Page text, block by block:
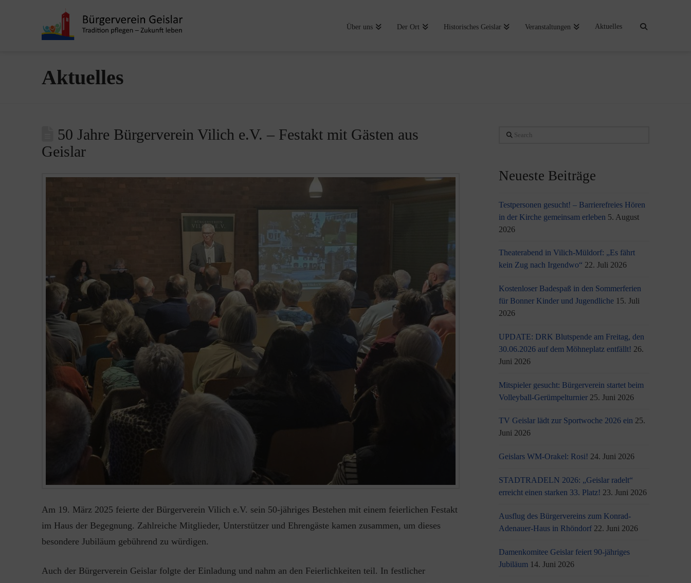
Über uns Der Ort Historisches Geislar Veranstaltungen Aktuelles
Aktuelles
50 Jahre Bürgerverein Vilich e.V. – Festakt mit Gästen aus
Geislar
Am 19. März 2025 feierte der Bürgerverein Vilich e.V. sein 50-jähriges Bestehen mit einem feierlichen Festakt
im Haus der Begegnung. Zahlreiche Mitglieder, Unterstützer und Ehrengäste kamen zusammen, um dieses
besondere Jubiläum gebührend zu würdigen.
Auch der Bürgerverein Geislar folgte der Einladung und nahm an den Feierlichkeiten teil. In festlicher
Search
Neueste Beiträge
Testpersonen gesucht! – Barrierefreies Hören
in der Kirche gemeinsam erleben 5. August
2026
Theaterabend in Vilich-Müldorf: „Es fährt
kein Zug nach Irgendwo“ 22. Juli 2026
Kostenloser Badespaß in den Sommerferien
für Bonner Kinder und Jugendliche 15. Juli
2026
UPDATE: DRK Blutspende am Freitag, den
30.06.2026 auf dem Möhneplatz entfällt! 26.
Juni 2026
Mitspieler gesucht: Bürgerverein startet beim
Volleyball-Gerümpelturnier 25. Juni 2026
TV Geislar lädt zur Sportwoche 2026 ein 25.
Juni 2026
Geislars WM-Orakel: Rosi! 24. Juni 2026
STADTRADELN 2026: „Geislar radelt“
erreicht einen starken 33. Platz! 23. Juni 2026
Ausflug des Bürgervereins zum Konrad-
Adenauer-Haus in Rhöndorf 22. Juni 2026
Damenkomitee Geislar feiert 90-jähriges
Jubiläum 14. Juni 2026